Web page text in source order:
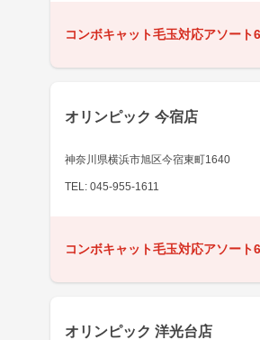
コンボキャット毛玉対応アソート
オリンピック 今宿店
神奈川県横浜市旭区今宿東町1640
TEL: 045-955-1611
コンボキャット毛玉対応アソート
オリンピック 洋光台店